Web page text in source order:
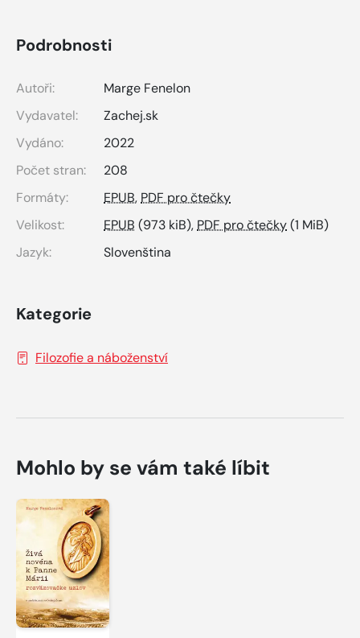
Podrobnosti
Autoři:
Marge Fenelon
Vydavatel:
Zachej.sk
Vydáno:
2022
Počet stran:
208
Formáty:
EPUB, PDF pro čtečky
Velikost:
EPUB (973 kiB), PDF pro čtečky(1 MiB)
Jazyk:
Slovenština
Kategorie
Filozofie a náboženství
Mohlo by se vám také líbit